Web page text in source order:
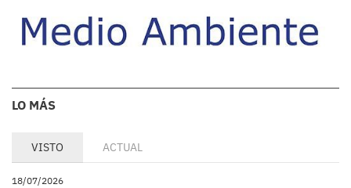
LO MÁS
VISTO ACTUAL
18/07/2026